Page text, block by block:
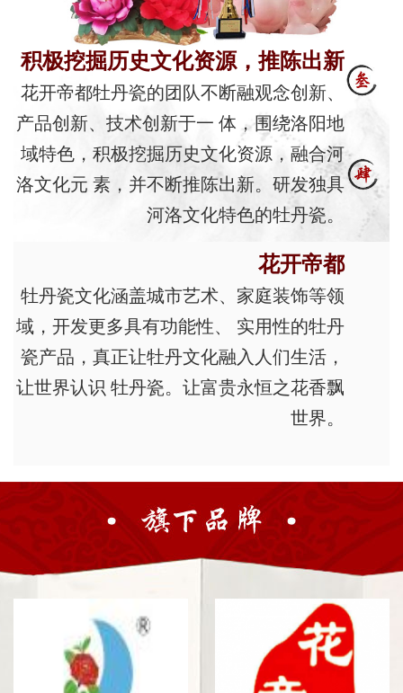
积极挖掘历史文化资源，推陈出新
花开帝都牡丹瓷的团队不断融观念创新、
产品创新、技术创新于一 体，围绕洛阳地
域特色，积极挖掘历史文化资源，融合河
洛文化元 素，并不断推陈出新。研发独具
河洛文化特色的牡丹瓷。
花开帝都
牡丹瓷文化涵盖城市艺术、家庭装饰等领
域，开发更多具有功能性、 实用性的牡丹
瓷产品，真正让牡丹文化融入人们生活，
让世界认识 牡丹瓷。让富贵永恒之花香飘
世界。